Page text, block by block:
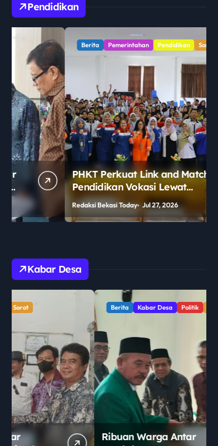
Pendidikan
Berita Pemerintahan Pendidikan Sorot
PHKT Perkuat Link and Match
Pendidikan Vokasi Lewat
Program Guru Tamu di SMKN
2 Penajam Paser Utara
Redaksi Bekasi Today Jul 27, 2026
Kabar Desa
Berita Politik Sorot
Ribuan Warga Antar